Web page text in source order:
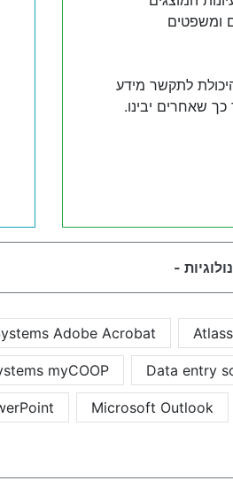
ומשפטים
לתקשר מידע
כך שאחרים יבינו.
-
Adobe Acrobat
Data entry
myCOOP
Microsoft Outlook